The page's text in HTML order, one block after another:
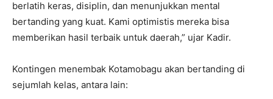
berlatih keras, disiplin, dan menunjukkan mental
bertanding yang kuat. Kami optimistis mereka bisa
memberikan hasil terbaik untuk daerah,” ujar Kadir.
Kontingen menembak Kotamobagu akan bertanding di
sejumlah kelas, antara lain: